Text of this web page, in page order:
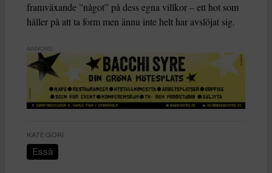
framväxande ”något” på dess egna villkor – ett hot som
håller på att ta form men ännu inte helt har avslöjat sig.
ANNONS
KATEGORI
Essä